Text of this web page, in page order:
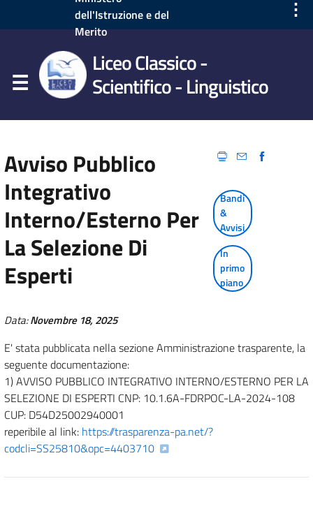
dell'Istruzione e del
Merito
⋮
Liceo Classico -
Scientifico - Linguistico
Avviso Pubblico
Integrativo
Interno/Esterno Per
La Selezione Di
Esperti
Bandi
&
Avvisi
In
primo
piano
Data:Novembre 18, 2025
E' stata pubblicata nella sezione Amministrazione trasparente, la
seguente documentazione:
1) AVVISO PUBBLICO INTEGRATIVO INTERNO/ESTERNO PER LA
SELEZIONE DI ESPERTI CNP: 10.1.6A-FDRPOC-LA-2024-108
CUP: D54D25002940001
reperibile al link: https://trasparenza-pa.net/?
codcli=SS25810&opc=4403710